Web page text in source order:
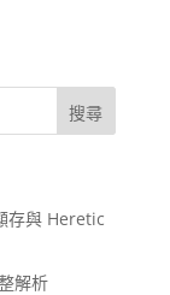
存與 Heretic
解析